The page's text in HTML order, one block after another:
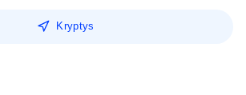
Kryptys